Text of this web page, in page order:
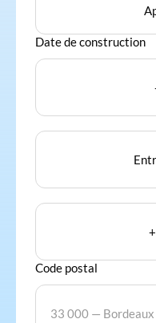
Date de construction
Code postal